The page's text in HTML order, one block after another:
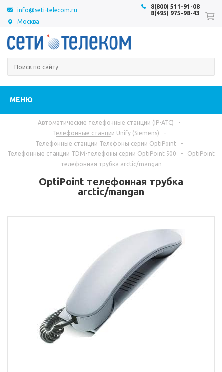
Москва
8(800) 511-91-08
8(495) 975-98-43
info@seti-telecom.ru
МЕНЮ
Автоматические телефонные станции (IP-АТС)
-
Телефонные станции Unify (Siemens)
-
Телефонные станции Телефоны серии OptiPoint
-
Телефонные станции TDM-телефоны серии OptiPoint 500
-
OptiPoint
телефонная трубка arctic/mangan
OptiPoint телефонная трубка
arctic/mangan